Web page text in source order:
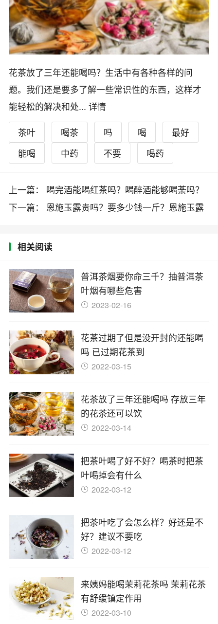
花茶放了三年还能喝吗？生活中有各种各样的问
题。我们还是要多了解一些常识性的东西，这样才
能轻松的解决和处... 详情
茶叶 喝茶 吗 喝
最好
能喝
中药 不要 喝药
上一篇： 喝完酒能喝红茶吗？喝醉酒能够喝荼吗？
教你如
下一篇： 恩施玉露贵吗？要多少钱一斤？恩施玉露
相关阅读
普洱茶烟要你命三千？抽普洱茶
叶烟有哪些危害
2023-02-16
花茶过期了但是没开封的还能喝
吗 已过期花茶到
2022-03-15
花茶放了三年还能喝吗 存放三年
的花茶还可以饮
2022-03-14
把茶叶喝了好不好？喝茶时把茶
叶喝掉会有什么
2022-03-12
把茶叶吃了会怎么样？好还是不
好？建议不要吃
2022-03-12
来姨妈能喝茉莉花茶吗 茉莉花茶
有舒缓镇定作用
2022-03-10